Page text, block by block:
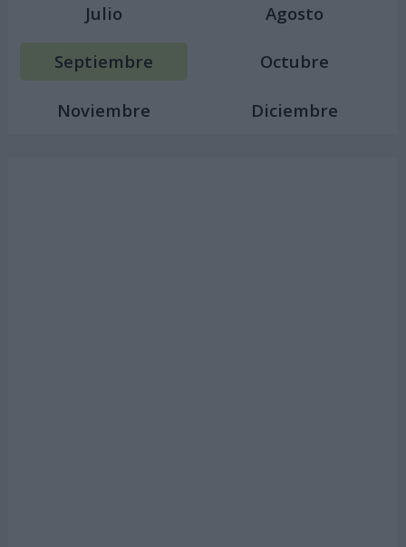
Julio Agosto
Septiembre Octubre
Noviembre Diciembre